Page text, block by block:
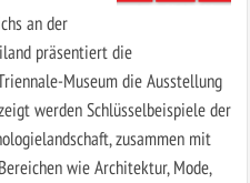
an der
präsentiert die
Museum die Ausstellung
werden Schlüsselbeispiele der
zusammen mit
wie Architektur, Mode,